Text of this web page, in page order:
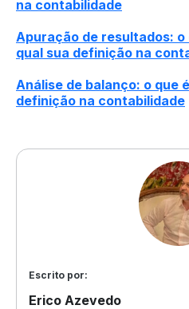
na contabilidade
Apuração de resultados:
qual sua definição na
Análise de balanço: o que
definição na contabilidade
Escrito por:
Erico Azevedo